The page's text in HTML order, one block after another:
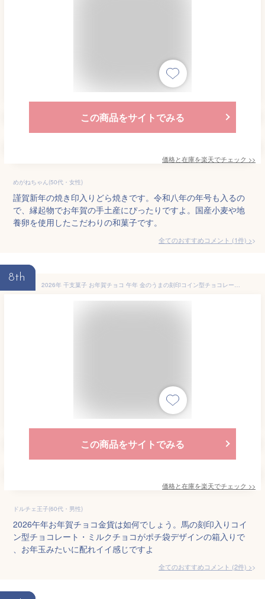
この商品をサイトでみる
価格と在庫を楽天でチェック >>
めがねちゃん(50代・女性)
謹賀新年の焼き印入りどら焼きです。令和八年の年号も入るの
で、縁起物でお年賀の手土産にぴったりですよ。国産小麦や地
養卵を使用したこだわりの和菓子です。
全てのおすすめコメント (1件) >
8th
2026年 干支菓子 お年賀チョコ 午年 金のうまの刻印コイン型チョコレート ミルクチョコ 箱入り 和柄 かわいい おしゃれ ご挨拶回り お歳暮 御年賀 小分け お配り ばらまき プチギフト プレゼント お祝い 退職ご挨拶品 お礼の品 帰省手土産 お土産 粗品 芥川製菓
この商品をサイトでみる
価格と在庫を楽天でチェック >>
ドルチェ王子(60代・男性)
2026午年お年賀チョコ金貨は如何でしょう。馬の刻印入りコイ
ン型チョコレート・ミルクチョコがポチ袋デザインの箱入りで
、お年玉みたいに配れイイ感じですよ
全てのおすすめコメント (2件) >